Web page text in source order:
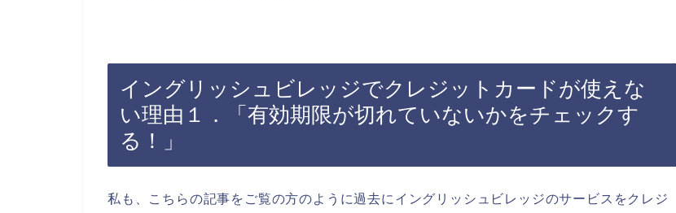
イングリッシュビレッジでクレジットカードが使えな
い理由１．「有効期限が切れていないかをチェックす
る！」
私も、こちらの記事をご覧の方のように過去にイングリッシュビレッジのサービスをクレジ